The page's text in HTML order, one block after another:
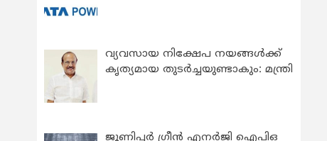
വ്യവസായ നിക്ഷേപ നയങ്ങള്‍ക്ക്
കൃത്യമായ തുടര്‍ച്ചയുണ്ടാകും: മന്ത്രി
ജൂണിപ്പർ ഗ്രീൻ എനർജി ഐപിഒ